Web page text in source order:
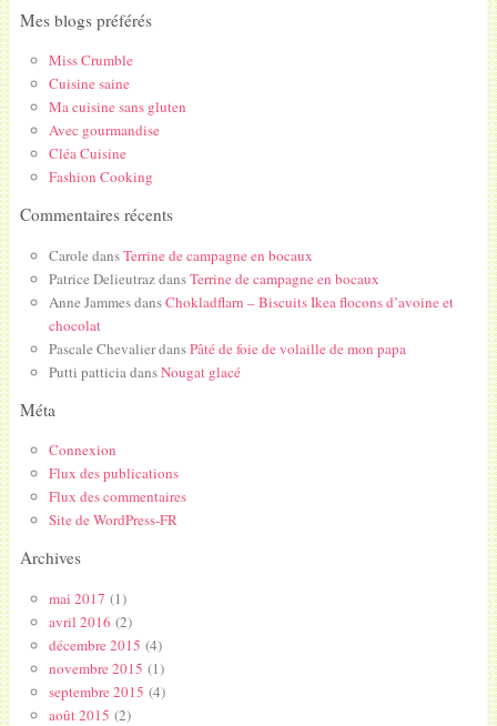
Mes blogs préférés
Miss Crumble
Cuisine saine
Ma cuisine sans gluten
Avec gourmandise
Cléa Cuisine
Fashion Cooking
Commentaires récents
Carole dansTerrine de campagne en bocaux
Patrice DelieutrazdansTerrine de campagne en bocaux
Anne JammesdansChokladflarn – Biscuits Ikea flocons d’avoine et
chocolat
Pascale ChevalierdansPâté de foie de volaille de mon papa
Putti patticiadansNougat glacé
Méta
Connexion
Flux des publications
Flux des commentaires
Site de WordPress-FR
Archives
mai 2017 (1)
avril 2016 (2)
décembre 2015 (4)
novembre 2015 (1)
septembre 2015 (4)
août 2015 (2)